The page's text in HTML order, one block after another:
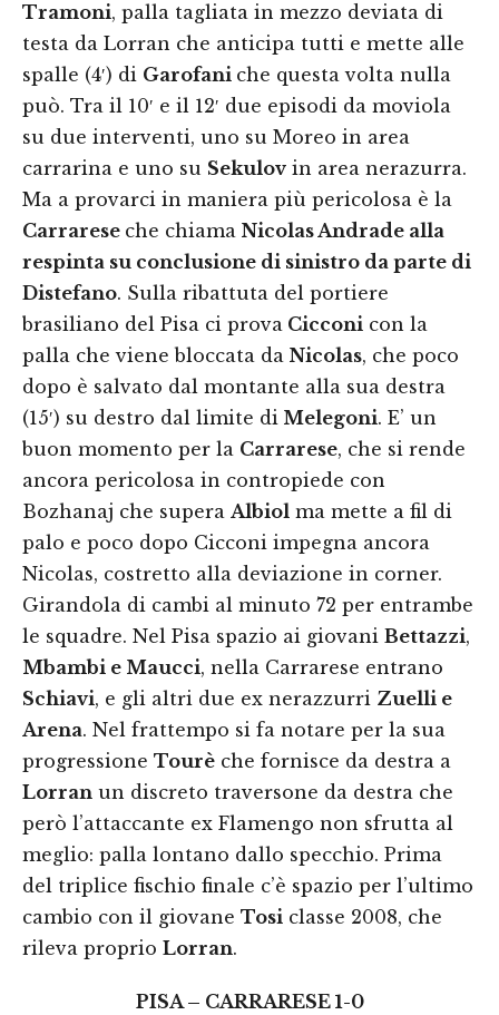
Tramoni, palla tagliata in mezzo deviata di
testa da Lorran che anticipa tutti e mette alle
spalle (4′) di Garofani che questa volta nulla
può. Tra il 10′ e il 12′ due episodi da moviola
su due interventi, uno su Moreo in area
carrarina e uno su Sekulov in area nerazurra.
Ma a provarci in maniera più pericolosa è la
Carrarese che chiama Nicolas Andrade alla
respinta su conclusione di sinistro da parte di
Distefano. Sulla ribattuta del portiere
brasiliano del Pisa ci prova Cicconi con la
palla che viene bloccata da Nicolas, che poco
dopo è salvato dal montante alla sua destra
(15′) su destro dal limite di Melegoni. E’ un
buon momento per la Carrarese, che si rende
ancora pericolosa in contropiede con
Bozhanaj che supera Albiol ma mette a fil di
palo e poco dopo Cicconi impegna ancora
Nicolas, costretto alla deviazione in corner.
Girandola di cambi al minuto 72 per entrambe
le squadre. Nel Pisa spazio ai giovani Bettazzi,
Mbambi e Maucci, nella Carrarese entrano
Schiavi, e gli altri due ex nerazzurri Zuelli e
Arena. Nel frattempo si fa notare per la sua
progressione Tourè che fornisce da destra a
Lorran un discreto traversone da destra che
però l’attaccante ex Flamengo non sfrutta al
meglio: palla lontano dallo specchio. Prima
del triplice fischio finale c’è spazio per l’ultimo
cambio con il giovane Tosi classe 2008, che
rileva proprio Lorran.
PISA – CARRARESE 1-0